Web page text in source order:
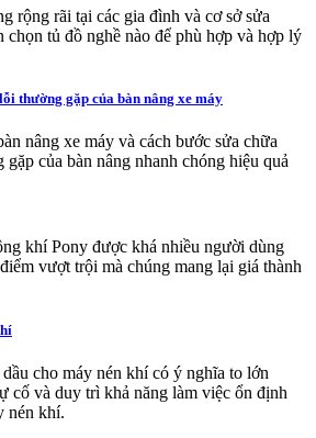
rộng rãi tại các gia đình và cơ sở sửa
chọn tủ đồ nghề nào để phù hợp và hợp lý
thường gặp của bàn nâng xe máy
nâng xe máy và cách bước sửa chữa
của bàn nâng nhanh chóng hiệu quả
khí Pony được khá nhiều người dùng
vượt trội mà chúng mang lại giá thành
cho máy nén khí có ý nghĩa to lớn
cố và duy trì khả năng làm việc ổn định
nén khí.